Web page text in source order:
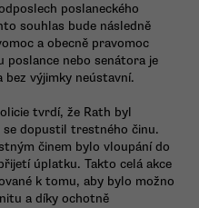
poslaneckého
souhlas bude následně
a obecně pravomoc
poslance nebo senátora je
výjimky neústavní.
tvrdí, že Rath byl
dopustil trestného činu.
činem bylo vloupání do
úplatku. Takto celá akce
k tomu, aby bylo možno
a díky ochotně